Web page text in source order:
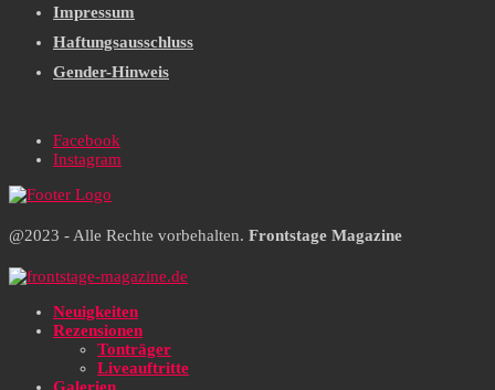
Impressum
Haftungsausschluss
Gender-Hinweis
Facebook
Instagram
@2023 - Alle Rechte vorbehalten. Frontstage Magazine
Neuigkeiten
Rezensionen
Tonträger
Liveauftritte